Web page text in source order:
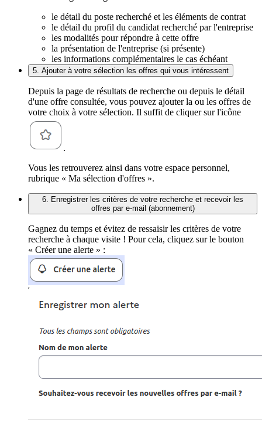
le détail du poste recherché et les éléments de contrat
le détail du profil du candidat recherché par l'entreprise
les modalités pour répondre à cette offre
la présentation de l'entreprise (si présente)
les informations complémentaires le cas échéant
5. Ajouter à votre sélection les offres qui vous intéressent
Depuis la page de résultats de recherche ou depuis le détail
d'une offre consultée, vous pouvez ajouter la ou les offres de
votre choix à votre sélection. Il suffit de cliquer sur l'icône
.
Vous les retrouverez ainsi dans votre espace personnel,
rubrique « Ma sélection d'offres ».
6. Enregistrer les critères de votre recherche et recevoir les
offres par e-mail (abonnement)
Gagnez du temps et évitez de ressaisir les critères de votre
recherche à chaque visite ! Pour cela, cliquez sur le bouton
« Créer une alerte » :